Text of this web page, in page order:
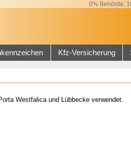
0% Behörde,
Kfz-Versicherung
Westfalica und Lübbecke verwendet.